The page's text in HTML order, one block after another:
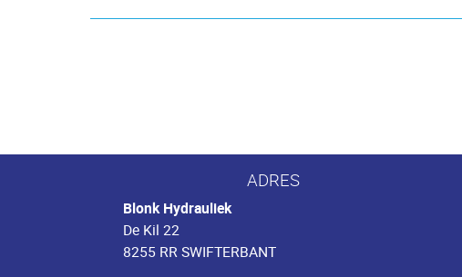
ADRES
Blonk Hydrauliek
De Kil 22
8255 RR SWIFTERBANT